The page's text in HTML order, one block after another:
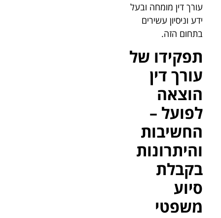
עורך דין מומחה ובעל
ידע וניסיון עשירים
בתחום הזה.
תפקידו של
עורך דין
הוצאה
לפועל –
החשיבות
והיתרונות
בקבלת
סיוע
משפטי